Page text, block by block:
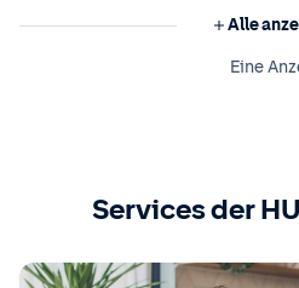
Alle
Eine
Services der